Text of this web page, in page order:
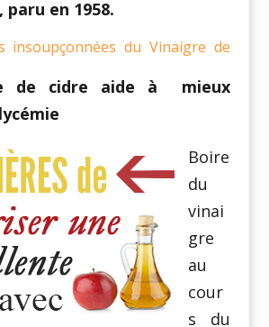
paru en 1958.
insoupçonnées du Vinaigre de
de cidre aide à mieux
Boire
du
vinai
gre
au
cour
s du